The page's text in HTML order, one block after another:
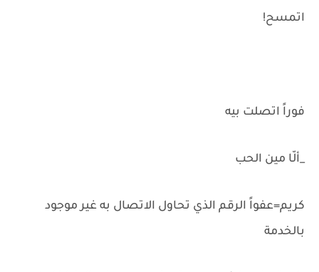
اتمسح!
فوراً اتصلت بيه
_ألّا مين الحب
كريم=عفواً الرقم الذي تحاول الاتصال به غير موجود
بالخدمة